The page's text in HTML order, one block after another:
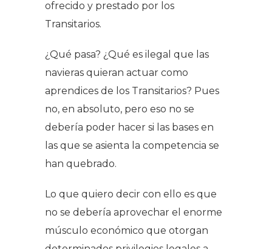
ofrecido y prestado por los
Transitarios.
¿Qué pasa? ¿Qué es ilegal que las
navieras quieran actuar como
aprendices de los Transitarios? Pues
no, en absoluto, pero eso no se
debería poder hacer si las bases en
las que se asienta la competencia se
han quebrado.
Lo que quiero decir con ello es que
no se debería aprovechar el enorme
músculo económico que otorgan